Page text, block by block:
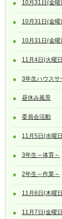
10月31日(金曜
10月31日(金
10月31日(金
11月4日(火曜
3年生ハウスサ
昼休み風景
委員会活動
11月5日(水曜
3年生～体育～
2年生～作業～
11月6日(木曜
11月7日(金曜